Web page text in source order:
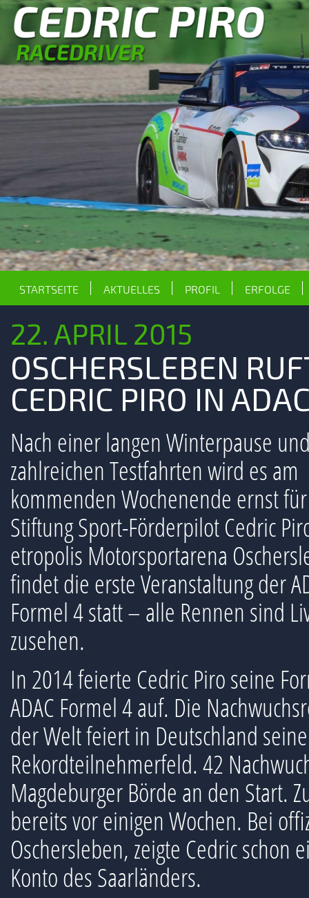
STARTSEITE AKTUELLES PROFIL ERFOLGE
22. APRIL 2015
OSCHERSLEBEN
CEDRIC PIRO IN
Nach einer langen Winterpause
zahlreichen Testfahrten wird es am
kommenden Wochenende ernst für
Stiftung Sport-Förderpilot Cedric
etropolis Motorsportarena
findet die erste Veranstaltung der
Formel 4 statt – alle Rennen sind
zusehen.
In 2014 feierte Cedric Piro seine
ADAC Formel 4 auf. Die
der Welt feiert in Deutschland
Rekordteilnehmerfeld. 42
Magdeburger Börde an den Start.
bereits vor einigen Wochen. Bei
Oschersleben, zeigte Cedric schon
Konto des Saarländers.